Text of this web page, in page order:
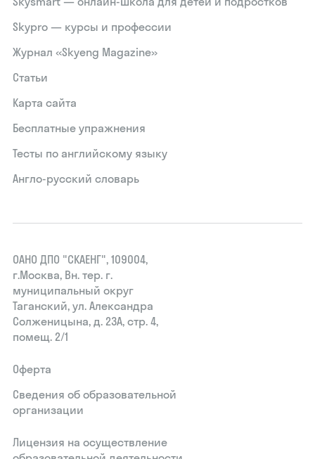
Skypro — курсы и профессии
Журнал «Skyeng Magazine»
Статьи
Карта сайта
Бесплатные упражнения
Тесты по английскому языку
Англо-русский словарь
ОАНО ДПО "СКАЕНГ", 109004,
г.Москва, Вн. тер. г.
муниципальный округ
Таганский, ул. Александра
Солженицына, д. 23А, стр. 4,
помещ. 2/1
Оферта
Сведения об образовательной
организации
Лицензия на осуществление